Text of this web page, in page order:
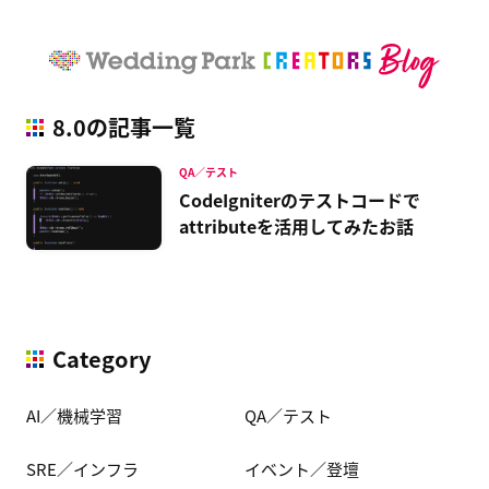
8.0の記事一覧
CodeIgniterのテストコードで
attributeを活用してみたお話
QA／テスト
Category
AI／機械学習 QA／テスト
SRE／インフラ イベント／登壇